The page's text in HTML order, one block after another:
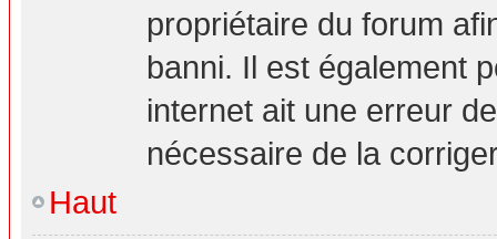
propriétaire du forum
banni. Il est également
internet ait une erreur
nécessaire de la
Haut